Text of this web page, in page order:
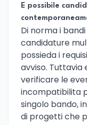
E possibile
Di norma i
candidature
possieda i
avviso.
verificare le
incompatibilita
singolo bando,
di progetti che